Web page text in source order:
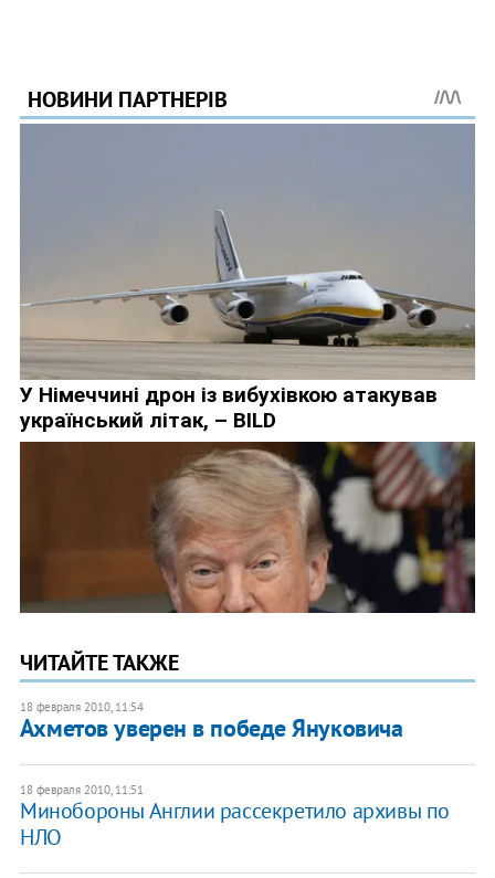
ЧИТАЙТЕ ТАКЖЕ
18 февраля 2010, 11:54
Ахметов уверен в победе Януковича
18 февраля 2010, 11:51
Минобороны Англии рассекретило архивы по
НЛО